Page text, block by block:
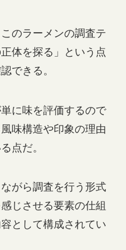
のラーメンの調査テ
体を探る」という点
できる。
に味を評価するので
味構造や印象の理由
点だ。
がら調査を行う形式
じさせる要素の仕組
として構成されてい